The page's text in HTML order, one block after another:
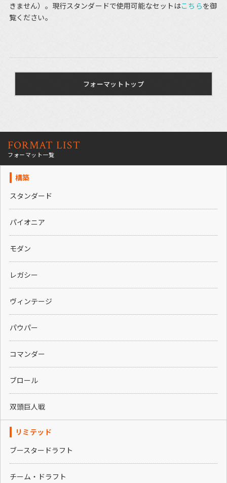
きません）。現行スタンダードで使用可能なセットはこちらを御
覧ください。
フォーマットトップ
FORMAT LIST
フォーマット一覧
構築
スタンダード
パイオニア
モダン
レガシー
ヴィンテージ
パウパー
コマンダー
ブロール
双頭巨人戦
リミテッド
ブースタードラフト
チーム・ドラフト